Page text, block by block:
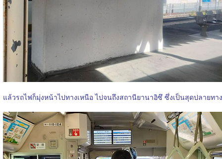
แล้วรถไฟก็มุ่งหน้าไปทางเหนือ ไปจนถึงสถานียานาอิซึ ซึ่งเป็นสุดปลายทาง